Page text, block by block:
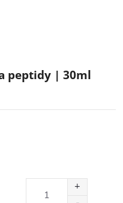
peptidy | 30ml